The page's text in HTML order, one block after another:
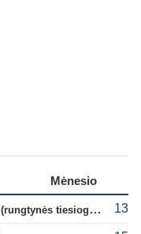
Mėnesio
Konferencijų lyga: „Žalgiris“ – „Hajduk“ (rungtynės tiesiogiai) 13